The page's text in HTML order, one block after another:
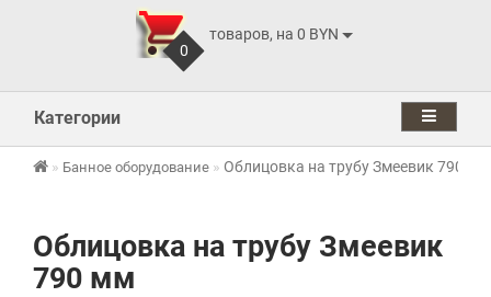
0
товаров, на 0 BYN
Категории
Банное оборудование Облицовка на трубу Змеевик 790 мм
Облицовка на трубу Змеевик
790 мм